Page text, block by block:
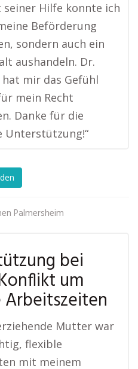
seiner Hilfe konnte ich
Beförderung
sondern auch ein
aushandeln. Dr.
hat mir das Gefühl
mein Recht
Danke für die
Unterstützung!“
Palmersheim
bei
um
Mutter war
flexible
mit meinem